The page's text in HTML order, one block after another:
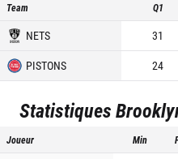
Team Q1
NETS 31
PISTONS
24
Statistiques
Joueur Min